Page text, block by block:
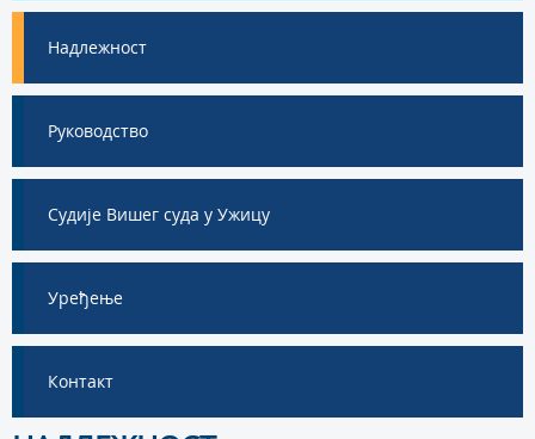
Надлежност
Руководство
Судије Вишег суда у Ужицу
Уређење
Контакт